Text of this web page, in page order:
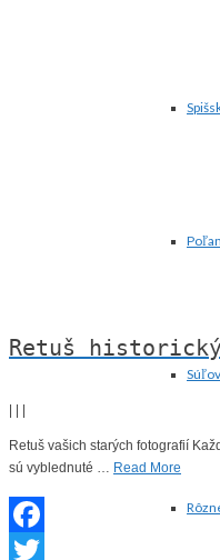
Retuš
Retuš vašich starých fotografií
sú vyblednuté … Read More
Facebook